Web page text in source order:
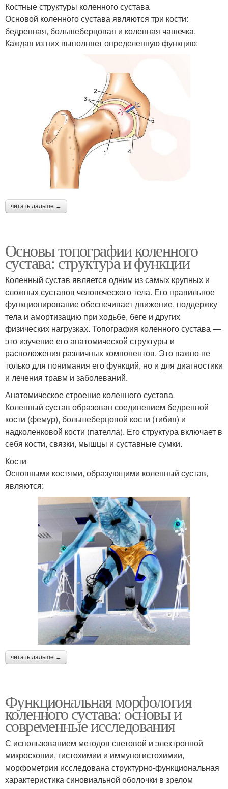
Костные структуры коленного сустава
Основой коленного сустава являются три кости:
бедренная, большеберцовая и коленная чашечка.
Каждая из них выполняет определенную функцию:
читать дальше →
Основы топографии коленного
сустава: структура и функции
Коленный сустав является одним из самых крупных и
сложных суставов человеческого тела. Его правильное
функционирование обеспечивает движение, поддержку
тела и амортизацию при ходьбе, беге и других
физических нагрузках. Топография коленного сустава —
это изучение его анатомической структуры и
расположения различных компонентов. Это важно не
только для понимания его функций, но и для диагностики
и лечения травм и заболеваний.
Анатомическое строение коленного сустава
Коленный сустав образован соединением бедренной
кости (фемур), большеберцовой кости (тибия) и
надколенковой кости (пателла). Его структура включает в
себя кости, связки, мышцы и суставные сумки.
Кости
Основными костями, образующими коленный сустав,
являются:
читать дальше →
Функциональная морфология
коленного сустава: основы и
современные исследования
С использованием методов световой и электронной
микроскопии, гистохимии и иммуногистохимии,
морфометрии исследована структурно-функциональная
характеристика синовиальной оболочки в зрелом